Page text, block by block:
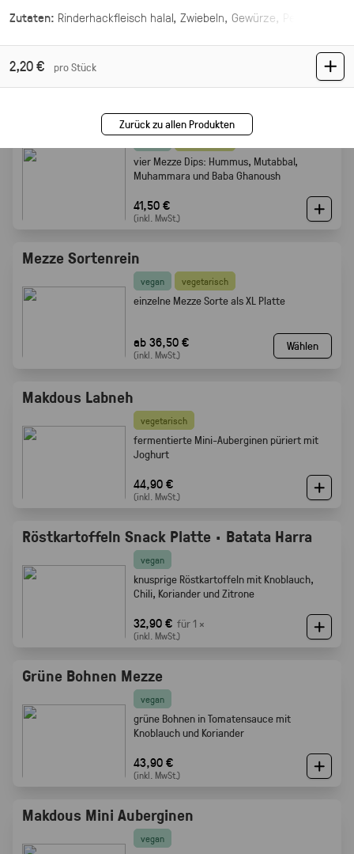
Zutaten: Rinderhackfleisch halal, Zwiebeln, Gewürze, Petersilie,
2,20 € pro Stück
Zurück zu allen Produkten
vier Hummus Variationen mit Toppings ·
vier Mezze Dips: Hummus, Mutabbal,
Muhammara und Baba Ghanoush
41,50 €
(inkl. MwSt.)
Mezze Sortenrein
vegan vegetarisch
einzelne Mezze Sorte als XL Platte
ab 36,50 €
(inkl. MwSt.)
Wählen
Makdous Labneh
vegetarisch
fermentierte Mini-Auberginen püriert mit
Joghurt
44,90 €
(inkl. MwSt.)
Röstkartoffeln Snack Platte · Batata Harra
vegan
knusprige Röstkartoffeln mit Knoblauch,
Chili, Koriander und Zitrone
32,90 € für 1 ×
(inkl. MwSt.)
Grüne Bohnen Mezze
vegan
grüne Bohnen in Tomatensauce mit
Knoblauch und Koriander
43,90 €
(inkl. MwSt.)
Makdous Mini Auberginen
vegan